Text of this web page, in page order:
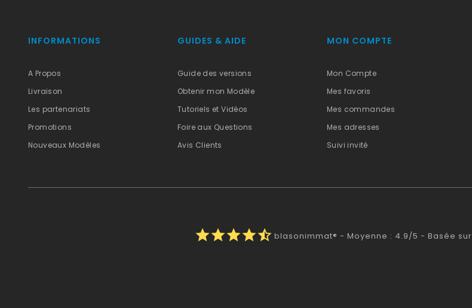
INFORMATIONS
A Propos
Livraison
Les partenariats
Promotions
Nouveaux Modèles
GUIDES & AIDE
Guide des versions
Obtenir mon Modèle
Tutoriels et Vidéos
Foire aux Questions
Avis Clients
MON COMPTE
Mon Compte
Mes favoris
Mes commandes
Mes adresses
Suivi invité
starstarstarstarstar_half blasonimmat® - Moyenne : 4.9/5 - Basée sur